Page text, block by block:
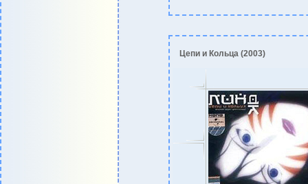
Цепи и Кольца (2003)